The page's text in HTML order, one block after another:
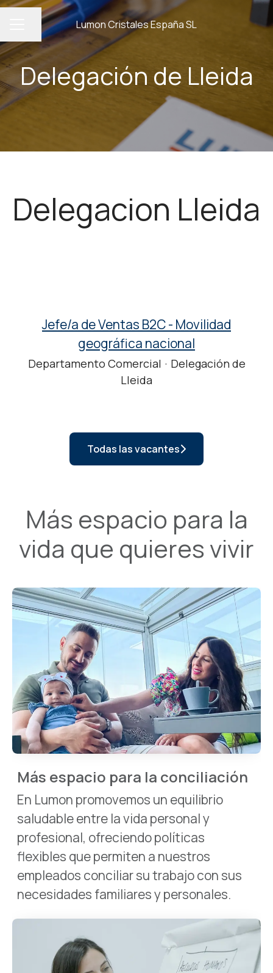
MENÚ DE EMPLEOLumon Cristales España SL
Compartir página
Delegación de Lleida
Delegacion Lleida
Jefe/a de Ventas B2C - Movilidad
geográfica nacional
Departamento Comercial · Delegación de
Lleida
Todas las vacantes
Más espacio para la
vida que quieres vivir
Más espacio para la conciliación
En Lumon promovemos un equilibrio
saludable entre la vida personal y
profesional, ofreciendo políticas
flexibles que permiten a nuestros
empleados conciliar su trabajo con sus
necesidades familiares y personales.